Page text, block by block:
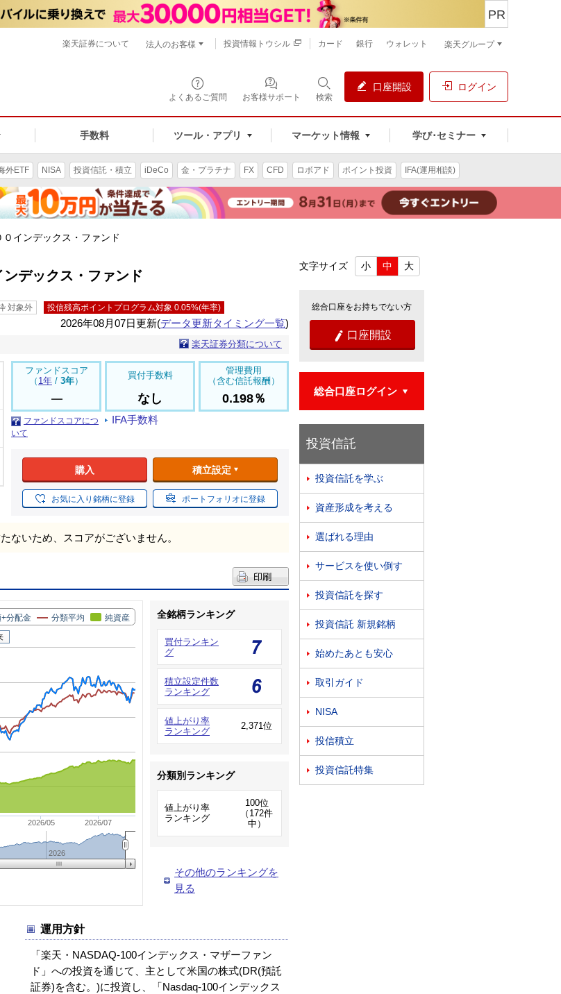
よくあるご質問 お客様サポート 検索
口座開設 ログイン
手数料 ツール・アプリ マーケット情報 学び･セミナー
PR
楽天証券について 法人のお客様 投資情報トウシル カード 銀行 ウォレット 楽天グループ
外ETF NISA 投資信託・積立 iDeCo 金・プラチナ FX CFD ロボアド ポイント投資 IFA(運用相談)
インデックス・ファンド
デックス・ファンド
対象外 投信残高ポイントプログラム対象 0.05%(年率)
2026年08月07日更新(データ更新タイミング一覧)
楽天証券分類について
ファンドスコア
（ 1年 / 3年）
ファンドスコアにつ
いて
買付手数料
なし
IFA手数料
管理費用
（含む信託報酬）
0.198％
購入 積立設定
お気に入り銘柄に登録 ポートフォリオに登録
ないため、スコアがございません。
分配金 分類平均 純資産
2026/05 2026/07
2026
全銘柄ランキング
買付ランキン
グ
積立設定件数
ランキング
値上がり率
ランキング
2,371位
分類別ランキング
値上がり率
ランキング
100位
（172件
中）
その他のランキングを
見る
運用方針
「楽天・NASDAQ-100インデックス・マザーファン
ド」への投資を通じて、主として米国の株式(DR(預託
証券)を含む。)に投資し、「Nasdaq-100インデックス
文字サイズ 小 中 大
総合口座をお持ちでない方
 口座開設
総合口座ログイン
投資信託
 投資信託を学ぶ
 資産形成を考える
 選ばれる理由
 サービスを使い倒す
 投資信託を探す
 投資信託 新規銘柄
 始めたあとも安心
 取引ガイド
 NISA
 投信積立
 投資信託特集